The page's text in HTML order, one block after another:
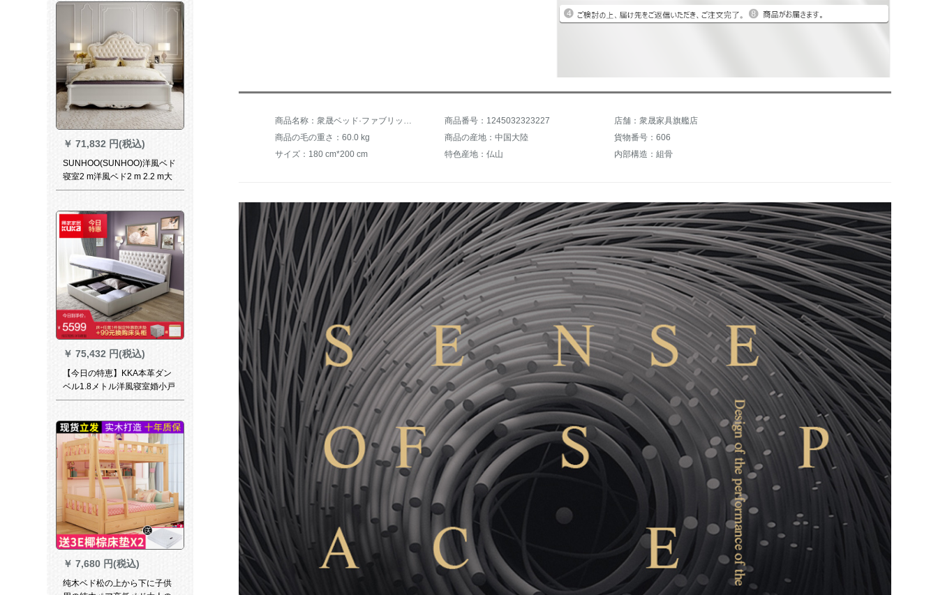
￥ 71,832 円(税込)
SUNHOO(SUNHOO)洋風ベド
寝室2 m洋風ベド2 m 2.2 m大
ベトリングジュル17 F 1ベド
ッド1800 mm*2000 mm
￥ 75,432 円(税込)
【今日の特恵】KKA本革ダン
ベル1.8メトル洋風寝室婚小戸
型収納納納納納納納納納本B
パッド【米白収納金】
1500*2000+スペアアリブ
￥ 7,680 円(税込)
纯木ベド松の上から下に子供
商品名称：衆晟ベッド·ファブリック·ベッド外しかもしれません。ダブ·シンプ·ダウン北欧風ベド小戸型1.8メートルダンベル寝室ベルベット·ダウンダウンダウン家具 商品番号：1245032323227
店舗：衆晟家具旗艦店
商品の毛の重さ：60.0 kg
商品の産地：中国大陸
貨物番号：606
サイズ：180 cm*200 cm
特色産地：仏山 内部構造：組骨